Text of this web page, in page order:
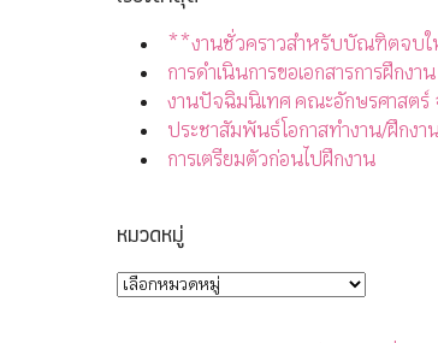
**งานชั่วคราวสำหรับบัณฑิตจบ
การดำเนินการขอเอกสารการฝึก
งานปัจฉิมนิเทศ คณะอักษรศาสต
ประชาสัมพันธ์โอกาสทำงาน/ฝึกงา
การเตรียมตัวก่อนไปฝึกงาน
หมวดหมู่